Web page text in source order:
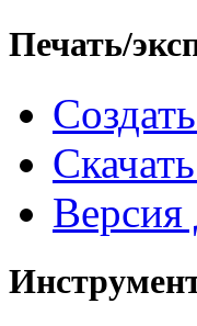
Печать/
Версия